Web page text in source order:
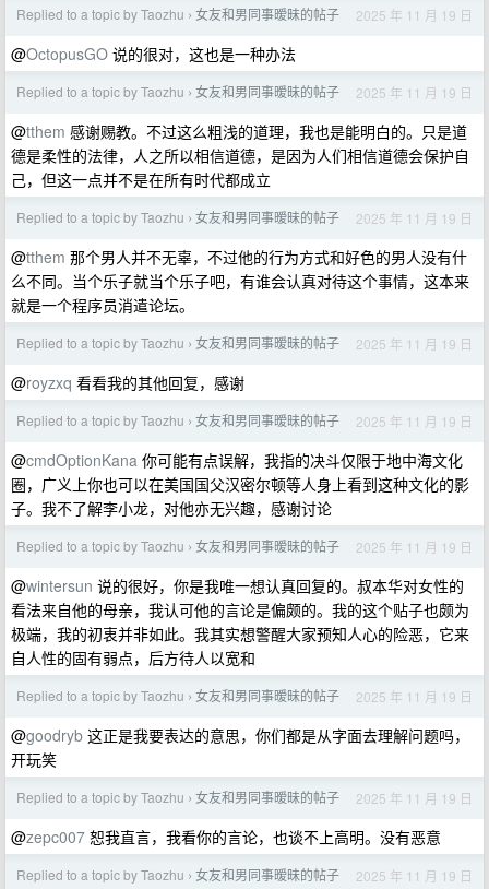
Replied to a topic by Taozhu › 女友和男同事暧昧的帖子 2025 年 11 月 19 日
@OctopusGO 说的很对，这也是一种办法
Replied to a topic by Taozhu › 女友和男同事暧昧的帖子 2025 年 11 月 19 日
@tthem 感谢赐教。不过这么粗浅的道理，我也是能明白的。只是道
德是柔性的法律，人之所以相信道德，是因为人们相信道德会保护自
己，但这一点并不是在所有时代都成立
Replied to a topic by Taozhu › 女友和男同事暧昧的帖子 2025 年 11 月 19 日
@tthem 那个男人并不无辜，不过他的行为方式和好色的男人没有什
么不同。当个乐子就当个乐子吧，有谁会认真对待这个事情，这本来
就是一个程序员消遣论坛。
Replied to a topic by Taozhu › 女友和男同事暧昧的帖子 2025 年 11 月 19 日
@royzxq 看看我的其他回复，感谢
Replied to a topic by Taozhu › 女友和男同事暧昧的帖子 2025 年 11 月 19 日
@cmdOptionKana 你可能有点误解，我指的决斗仅限于地中海文化
圈，广义上你也可以在美国国父汉密尔顿等人身上看到这种文化的影
子。我不了解李小龙，对他亦无兴趣，感谢讨论
Replied to a topic by Taozhu › 女友和男同事暧昧的帖子 2025 年 11 月 19 日
@wintersun 说的很好，你是我唯一想认真回复的。叔本华对女性的
看法来自他的母亲，我认可他的言论是偏颇的。我的这个贴子也颇为
极端，我的初衷并非如此。我其实想警醒大家预知人心的险恶，它来
自人性的固有弱点，后方待人以宽和
Replied to a topic by Taozhu › 女友和男同事暧昧的帖子 2025 年 11 月 19 日
@goodryb 这正是我要表达的意思，你们都是从字面去理解问题吗，
开玩笑
Replied to a topic by Taozhu › 女友和男同事暧昧的帖子 2025 年 11 月 19 日
@zepc007 恕我直言，我看你的言论，也谈不上高明。没有恶意
Replied to a topic by Taozhu › 女友和男同事暧昧的帖子 2025 年 11 月 19 日